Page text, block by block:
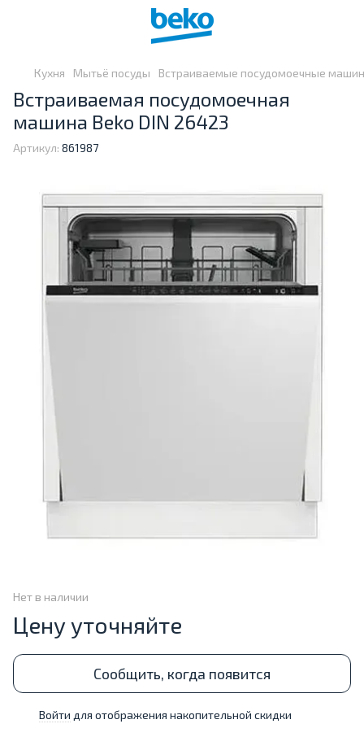
Кухня Мытьё посуды Встраиваемые посудомоечные
Встраиваемая посудомоечная
машина Beko DIN 26423
Артикул: 861987
Нет в наличии
Цену уточняйте
Сообщить, когда появится
Войти для отображения накопительной скидки